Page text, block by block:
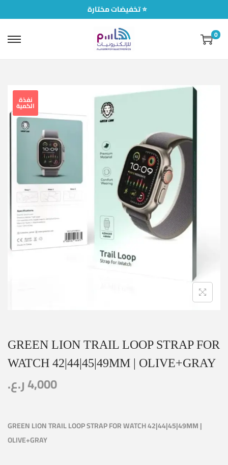
تخفيضات مختارة ⭐
0
نفذة
الكمية
GREEN LION TRAIL LOOP STRAP FOR
WATCH 42|44|45|49MM | OLIVE+GRAY
4,000ر.ع.
GREEN LION TRAIL LOOP STRAP FOR WATCH 42|44|45|49MM |
OLIVE+GRAY